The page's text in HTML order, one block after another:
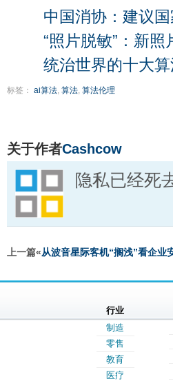
中国消协：建议
“照片脱敏”：新
统治世界的十大
标签： ai算法, 算法, 算法伦理
关于作者Cashcow
隐私已经死
上一篇«从波音星际客机“搁浅”看企业
行业
制造
零售
教育
医疗